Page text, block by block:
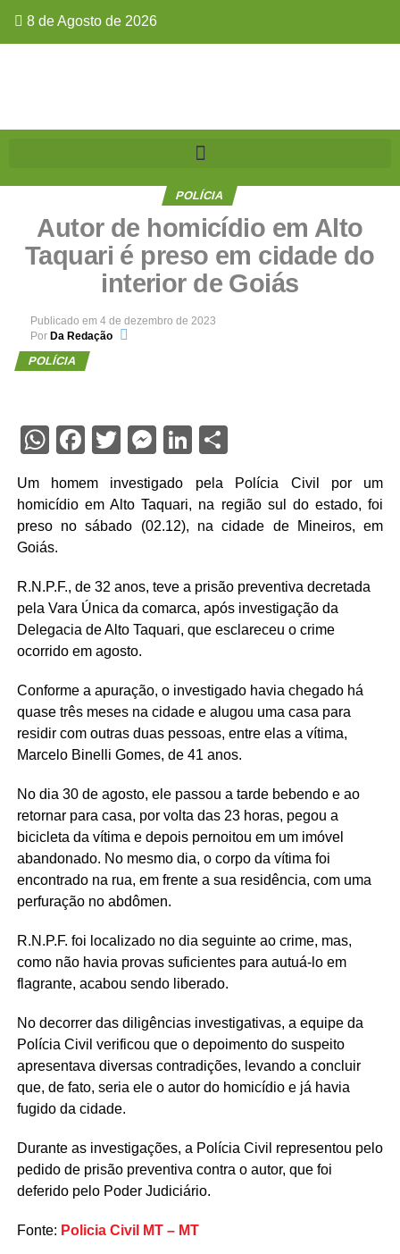
8 de Agosto de 2026
POLÍCIA
Autor de homicídio em Alto
Taquari é preso em cidade do
interior de Goiás
Publicado em 4 de dezembro de 2023
Por Da Redação
POLÍCIA
WhatsApp
Facebook
Twitter
Messenger
LinkedIn
Share
Um homem investigado pela Polícia Civil por um
homicídio em Alto Taquari, na região sul do estado, foi
preso no sábado (02.12), na cidade de Mineiros, em
Goiás.
R.N.P.F., de 32 anos, teve a prisão preventiva decretada
pela Vara Única da comarca, após investigação da
Delegacia de Alto Taquari, que esclareceu o crime
ocorrido em agosto.
Conforme a apuração, o investigado havia chegado há
quase três meses na cidade e alugou uma casa para
residir com outras duas pessoas, entre elas a vítima,
Marcelo Binelli Gomes, de 41 anos.
No dia 30 de agosto, ele passou a tarde bebendo e ao
retornar para casa, por volta das 23 horas, pegou a
bicicleta da vítima e depois pernoitou em um imóvel
abandonado. No mesmo dia, o corpo da vítima foi
encontrado na rua, em frente a sua residência, com uma
perfuração no abdômen.
R.N.P.F. foi localizado no dia seguinte ao crime, mas,
como não havia provas suficientes para autuá-lo em
flagrante, acabou sendo liberado.
No decorrer das diligências investigativas, a equipe da
Polícia Civil verificou que o depoimento do suspeito
apresentava diversas contradições, levando a concluir
que, de fato, seria ele o autor do homicídio e já havia
fugido da cidade.
Durante as investigações, a Polícia Civil representou pelo
pedido de prisão preventiva contra o autor, que foi
deferido pelo Poder Judiciário.
Fonte: Policia Civil MT – MT